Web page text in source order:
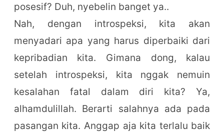
posesif? Duh, nyebelin banget ya..
Nah, dengan introspeksi, kita akan
menyadari apa yang harus diperbaiki dari
kepribadian kita. Gimana dong, kalau
setelah introspeksi, kita nggak nemuin
kesalahan fatal dalam diri kita? Ya,
alhamdulillah. Berarti salahnya ada pada
pasangan kita. Anggap aja kita terlalu baik